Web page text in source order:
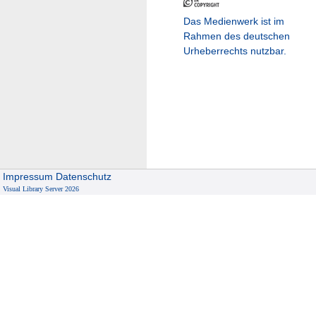
Das Medienwerk ist im
Rahmen des deutschen
Urheberrechts nutzbar.
Impressum Datenschutz
Visual Library Server 2026